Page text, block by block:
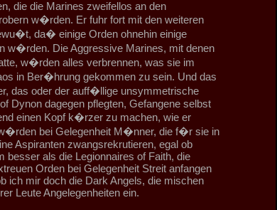
die die Marines zweifellos an den
w�rden. Er fuhr fort mit den weiteren
da� einige Orden ohnehin einige
w�rden. Die Aggressive Marines, mit denen
w�rden alles verbrennen, was sie im
in Ber�hrung gekommen zu sein. Und das
das oder der auff�llige unsymmetrische
Dynon dagegen pflegten, Gefangene selbst
einen Kopf k�rzer zu machen, wie er
bei Gelegenheit M�nner, die f�r sie in
Aspiranten zwangsrekrutieren, egal ob
besser als die Legionnaires of Faith, die
Orden bei Gelegenheit Streit anfangen
ich mir doch die Dark Angels, die mischen
Leute Angelegenheiten ein.